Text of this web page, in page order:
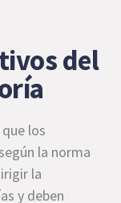
del
los
la norma
la
y deben